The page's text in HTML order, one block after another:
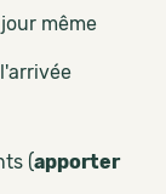
même
(apporter